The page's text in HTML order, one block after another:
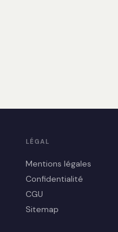
LÉGAL
Mentions légales
Confidentialité
CGU
Sitemap